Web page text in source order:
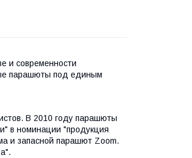
и современности
парашюты под единым
В 2010 году парашюты
в номинации "продукция
и запасной парашют Zoom.